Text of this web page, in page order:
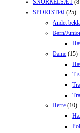
SNORKELSÆT
SPORTSTØJ (25)
Andet
Børn/Junior
Dame (15)
T-
Herre (10)